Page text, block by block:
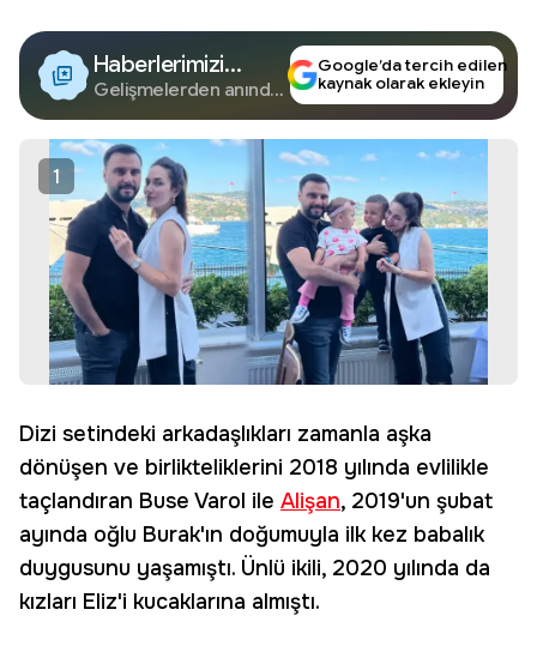
Haberlerimizi
Google'da Takip
Edin
Gelişmelerden anında
Google’da tercih edilen
kaynak olarak ekleyin
1
Dizi setindeki arkadaşlıkları zamanla aşka
dönüşen ve birlikteliklerini 2018 yılında evlilikle
taçlandıran Buse Varol ile Alişan, 2019'un şubat
ayında oğlu Burak'ın doğumuyla ilk kez babalık
duygusunu yaşamıştı. Ünlü ikili, 2020 yılında da
kızları Eliz'i kucaklarına almıştı.